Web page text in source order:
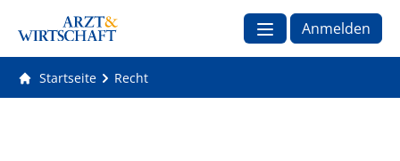
Anmelden
Startseite Recht